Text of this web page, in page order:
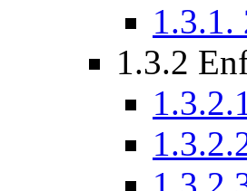
1.3.1.
1.3.2